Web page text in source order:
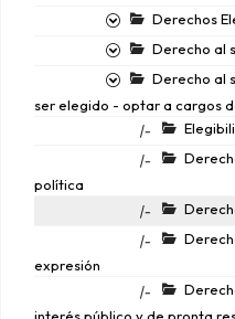
Derechos
Derecho al
Derecho al
ser elegido - optar a cargos
|-
|-
política
|-
|-
expresión
|-